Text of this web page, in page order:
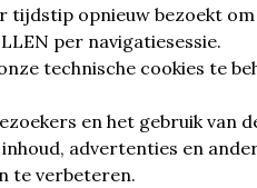
opnieuw bezoekt
per navigatiesessie.
technische cookies te
en het gebruik van
advertenties en
te verbeteren.